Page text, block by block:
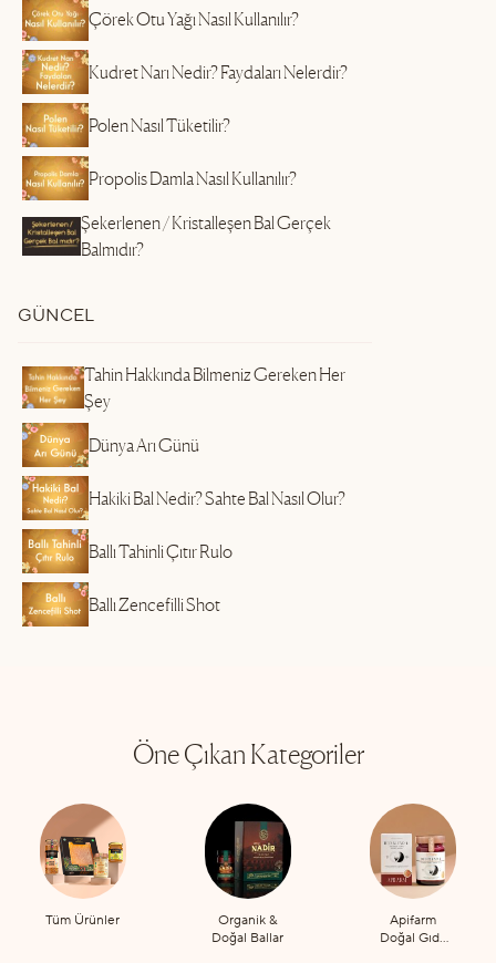
Çörek Otu Yağı Nasıl Kullanılır?
Kudret Narı Nedir? Faydaları Nelerdir?
Polen Nasıl Tüketilir?
Propolis Damla Nasıl Kullanılır?
Şekerlenen / Kristalleşen Bal Gerçek
Balmıdır?
GÜNCEL
Tahin Hakkında Bilmeniz Gereken Her
Şey
Dünya Arı Günü
Hakiki Bal Nedir? Sahte Bal Nasıl Olur?
Ballı Tahinli Çıtır Rulo
Ballı Zencefilli Shot
Öne Çıkan Kategoriler
Tüm Ürünler
Organik &
Doğal Ballar
Apifarm
Doğal Gıda